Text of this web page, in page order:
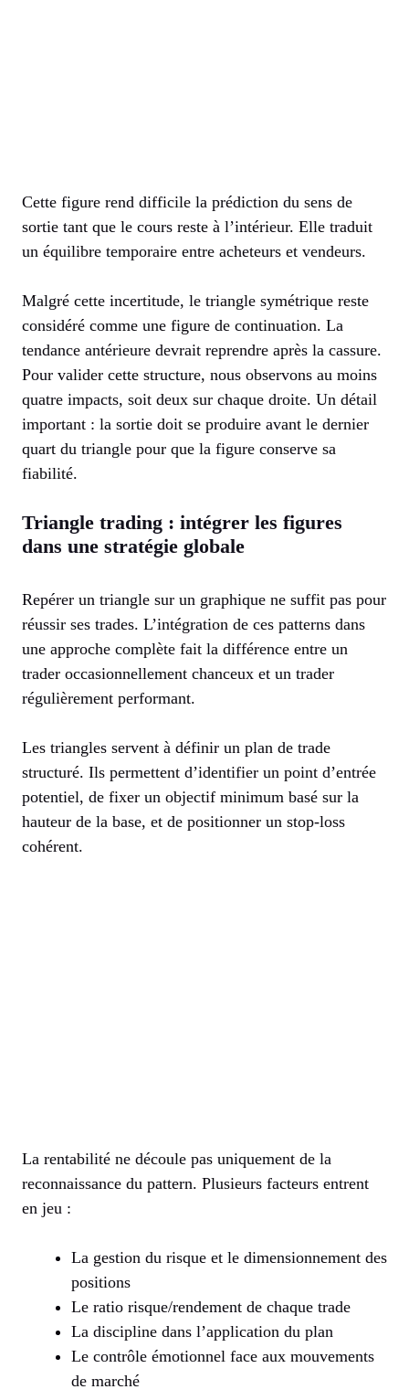
Cette figure rend difficile la prédiction du sens de
sortie tant que le cours reste à l’intérieur. Elle traduit
un équilibre temporaire entre acheteurs et vendeurs.
Malgré cette incertitude, le triangle symétrique reste
considéré comme une figure de continuation. La
tendance antérieure devrait reprendre après la cassure.
Pour valider cette structure, nous observons au moins
quatre impacts, soit deux sur chaque droite. Un détail
important : la sortie doit se produire avant le dernier
quart du triangle pour que la figure conserve sa
fiabilité.
Triangle trading : intégrer les figures
dans une stratégie globale
Repérer un triangle sur un graphique ne suffit pas pour
réussir ses trades. L’intégration de ces patterns dans
une approche complète fait la différence entre un
trader occasionnellement chanceux et un trader
régulièrement performant.
Les triangles servent à définir un plan de trade
structuré. Ils permettent d’identifier un point d’entrée
potentiel, de fixer un objectif minimum basé sur la
hauteur de la base, et de positionner un stop-loss
cohérent.
La rentabilité ne découle pas uniquement de la
reconnaissance du pattern. Plusieurs facteurs entrent
en jeu :
La gestion du risque et le dimensionnement des
positions
Le ratio risque/rendement de chaque trade
La discipline dans l’application du plan
Le contrôle émotionnel face aux mouvements
de marché